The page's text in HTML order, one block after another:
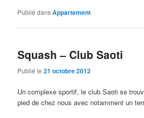
Publié dansAppartement
Squash – Club Saoti
Publié le21 octobre 2012
Un complexe sportif, le club Saoti se
pied de chez nous avec notamment un